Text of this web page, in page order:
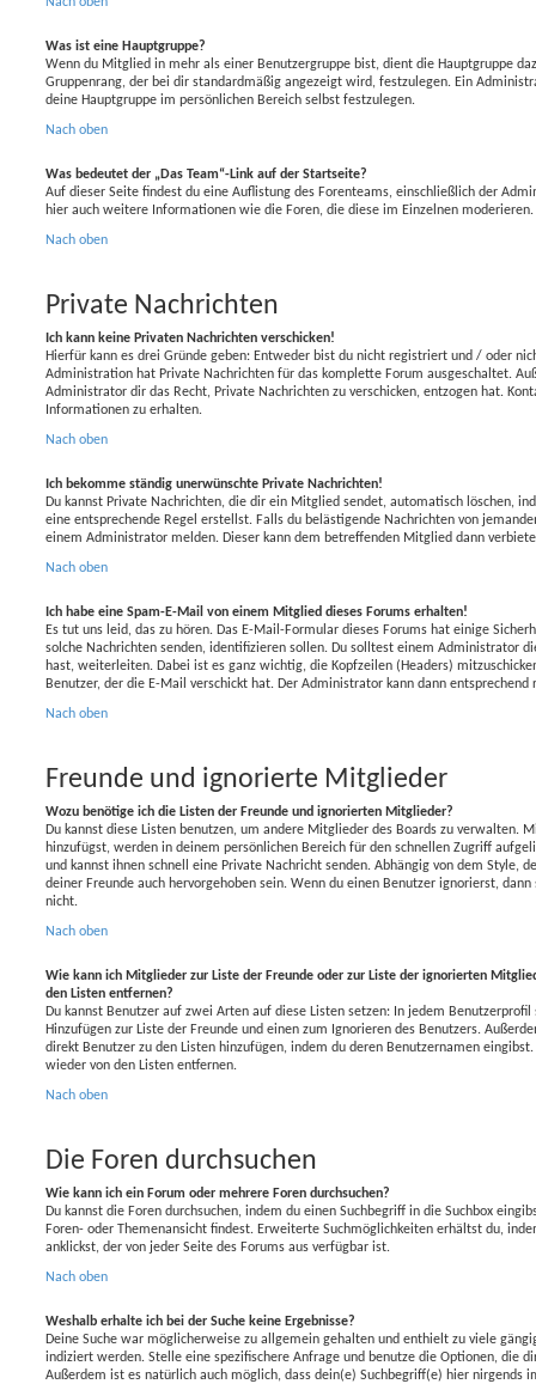
Was ist eine Hauptgruppe?
Wenn du Mitglied in mehr als einer Benutzergruppe bist, dient die Hauptgruppe
Gruppenrang, der bei dir standardmäßig angezeigt wird, festzulegen. Ein
deine Hauptgruppe im persönlichen Bereich selbst festzulegen.
Nach oben
Was bedeutet der „Das Team“-Link auf der Startseite?
Auf dieser Seite findest du eine Auflistung des Forenteams, einschließlich der
hier auch weitere Informationen wie die Foren, die diese im Einzelnen moderieren.
Nach oben
Private Nachrichten
Ich kann keine Privaten Nachrichten verschicken!
Hierfür kann es drei Gründe geben: Entweder bist du nicht registriert und / oder
Administration hat Private Nachrichten für das komplette Forum ausgeschaltet.
Administrator dir das Recht, Private Nachrichten zu verschicken, entzogen hat.
Informationen zu erhalten.
Nach oben
Ich bekomme ständig unerwünschte Private Nachrichten!
Du kannst Private Nachrichten, die dir ein Mitglied sendet, automatisch löschen,
eine entsprechende Regel erstellst. Falls du belästigende Nachrichten von
einem Administrator melden. Dieser kann dem betreffenden Mitglied dann
Nach oben
Ich habe eine Spam-E-Mail von einem Mitglied dieses Forums erhalten!
Es tut uns leid, das zu hören. Das E-Mail-Formular dieses Forums hat einige
solche Nachrichten senden, identifizieren sollen. Du solltest einem Administrator
hast, weiterleiten. Dabei ist es ganz wichtig, die Kopfzeilen (Headers)
Benutzer, der die E-Mail verschickt hat. Der Administrator kann dann entsprechend
Nach oben
Freunde und ignorierte Mitglieder
Wozu benötige ich die Listen der Freunde und ignorierten Mitglieder?
Du kannst diese Listen benutzen, um andere Mitglieder des Boards zu verwalten.
hinzufügst, werden in deinem persönlichen Bereich für den schnellen Zugriff
und kannst ihnen schnell eine Private Nachricht senden. Abhängig von dem Style,
deiner Freunde auch hervorgehoben sein. Wenn du einen Benutzer ignorierst,
nicht.
Nach oben
Wie kann ich Mitglieder zur Liste der Freunde oder zur Liste der ignorierten
den Listen entfernen?
Du kannst Benutzer auf zwei Arten auf diese Listen setzen: In jedem
Hinzufügen zur Liste der Freunde und einen zum Ignorieren des Benutzers.
direkt Benutzer zu den Listen hinzufügen, indem du deren Benutzernamen
wieder von den Listen entfernen.
Nach oben
Die Foren durchsuchen
Wie kann ich ein Forum oder mehrere Foren durchsuchen?
Du kannst die Foren durchsuchen, indem du einen Suchbegriff in die Suchbox
Foren- oder Themenansicht findest. Erweiterte Suchmöglichkeiten erhältst du,
anklickst, der von jeder Seite des Forums aus verfügbar ist.
Nach oben
Weshalb erhalte ich bei der Suche keine Ergebnisse?
Deine Suche war möglicherweise zu allgemein gehalten und enthielt zu viele
indiziert werden. Stelle eine spezifischere Anfrage und benutze die Optionen, die
Außerdem ist es natürlich auch möglich, dass dein(e) Suchbegriff(e) hier nirgends